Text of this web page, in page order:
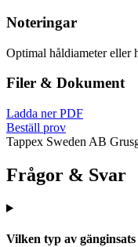
Noteringar
Optimal håldiameter eller
Filer & Dokument
Ladda ner PDF
Beställ prov
Tappex Sweden AB
Frågor & Svar
Vilken typ av